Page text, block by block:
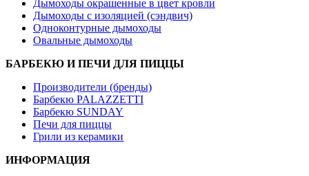
Дымоходы окрашенные в цвет кровли
Дымоходы с изоляцией (сэндвич)
Одноконтурные дымоходы
Овальные дымоходы
БАРБЕКЮ И ПЕЧИ ДЛЯ ПИЦЦЫ
Производители (бренды)
Барбекю PALAZZETTI
Барбекю SUNDAY
Печи для пиццы
Грили из керамики
ИНФОРМАЦИЯ